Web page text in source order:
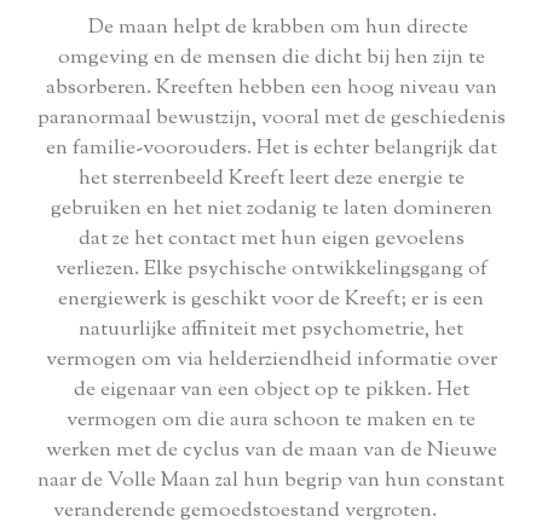
De maan helpt de krabben om hun directe
omgeving en de mensen die dicht bij hen zijn te
absorberen. Kreeften hebben een hoog niveau van
paranormaal bewustzijn, vooral met de geschiedenis
en familie-voorouders. Het is echter belangrijk dat
het sterrenbeeld Kreeft leert deze energie te
gebruiken en het niet zodanig te laten domineren
dat ze het contact met hun eigen gevoelens
verliezen. Elke psychische ontwikkelingsgang of
energiewerk is geschikt voor de Kreeft; er is een
natuurlijke affiniteit met psychometrie, het
vermogen om via helderziendheid informatie over
de eigenaar van een object op te pikken. Het
vermogen om die aura schoon te maken en te
werken met de cyclus van de maan van de Nieuwe
naar de Volle Maan zal hun begrip van hun constant
veranderende gemoedstoestand vergroten.